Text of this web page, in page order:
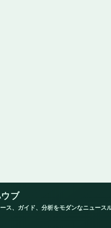
ブ
ス、ガイド、分析をモダンなニュース